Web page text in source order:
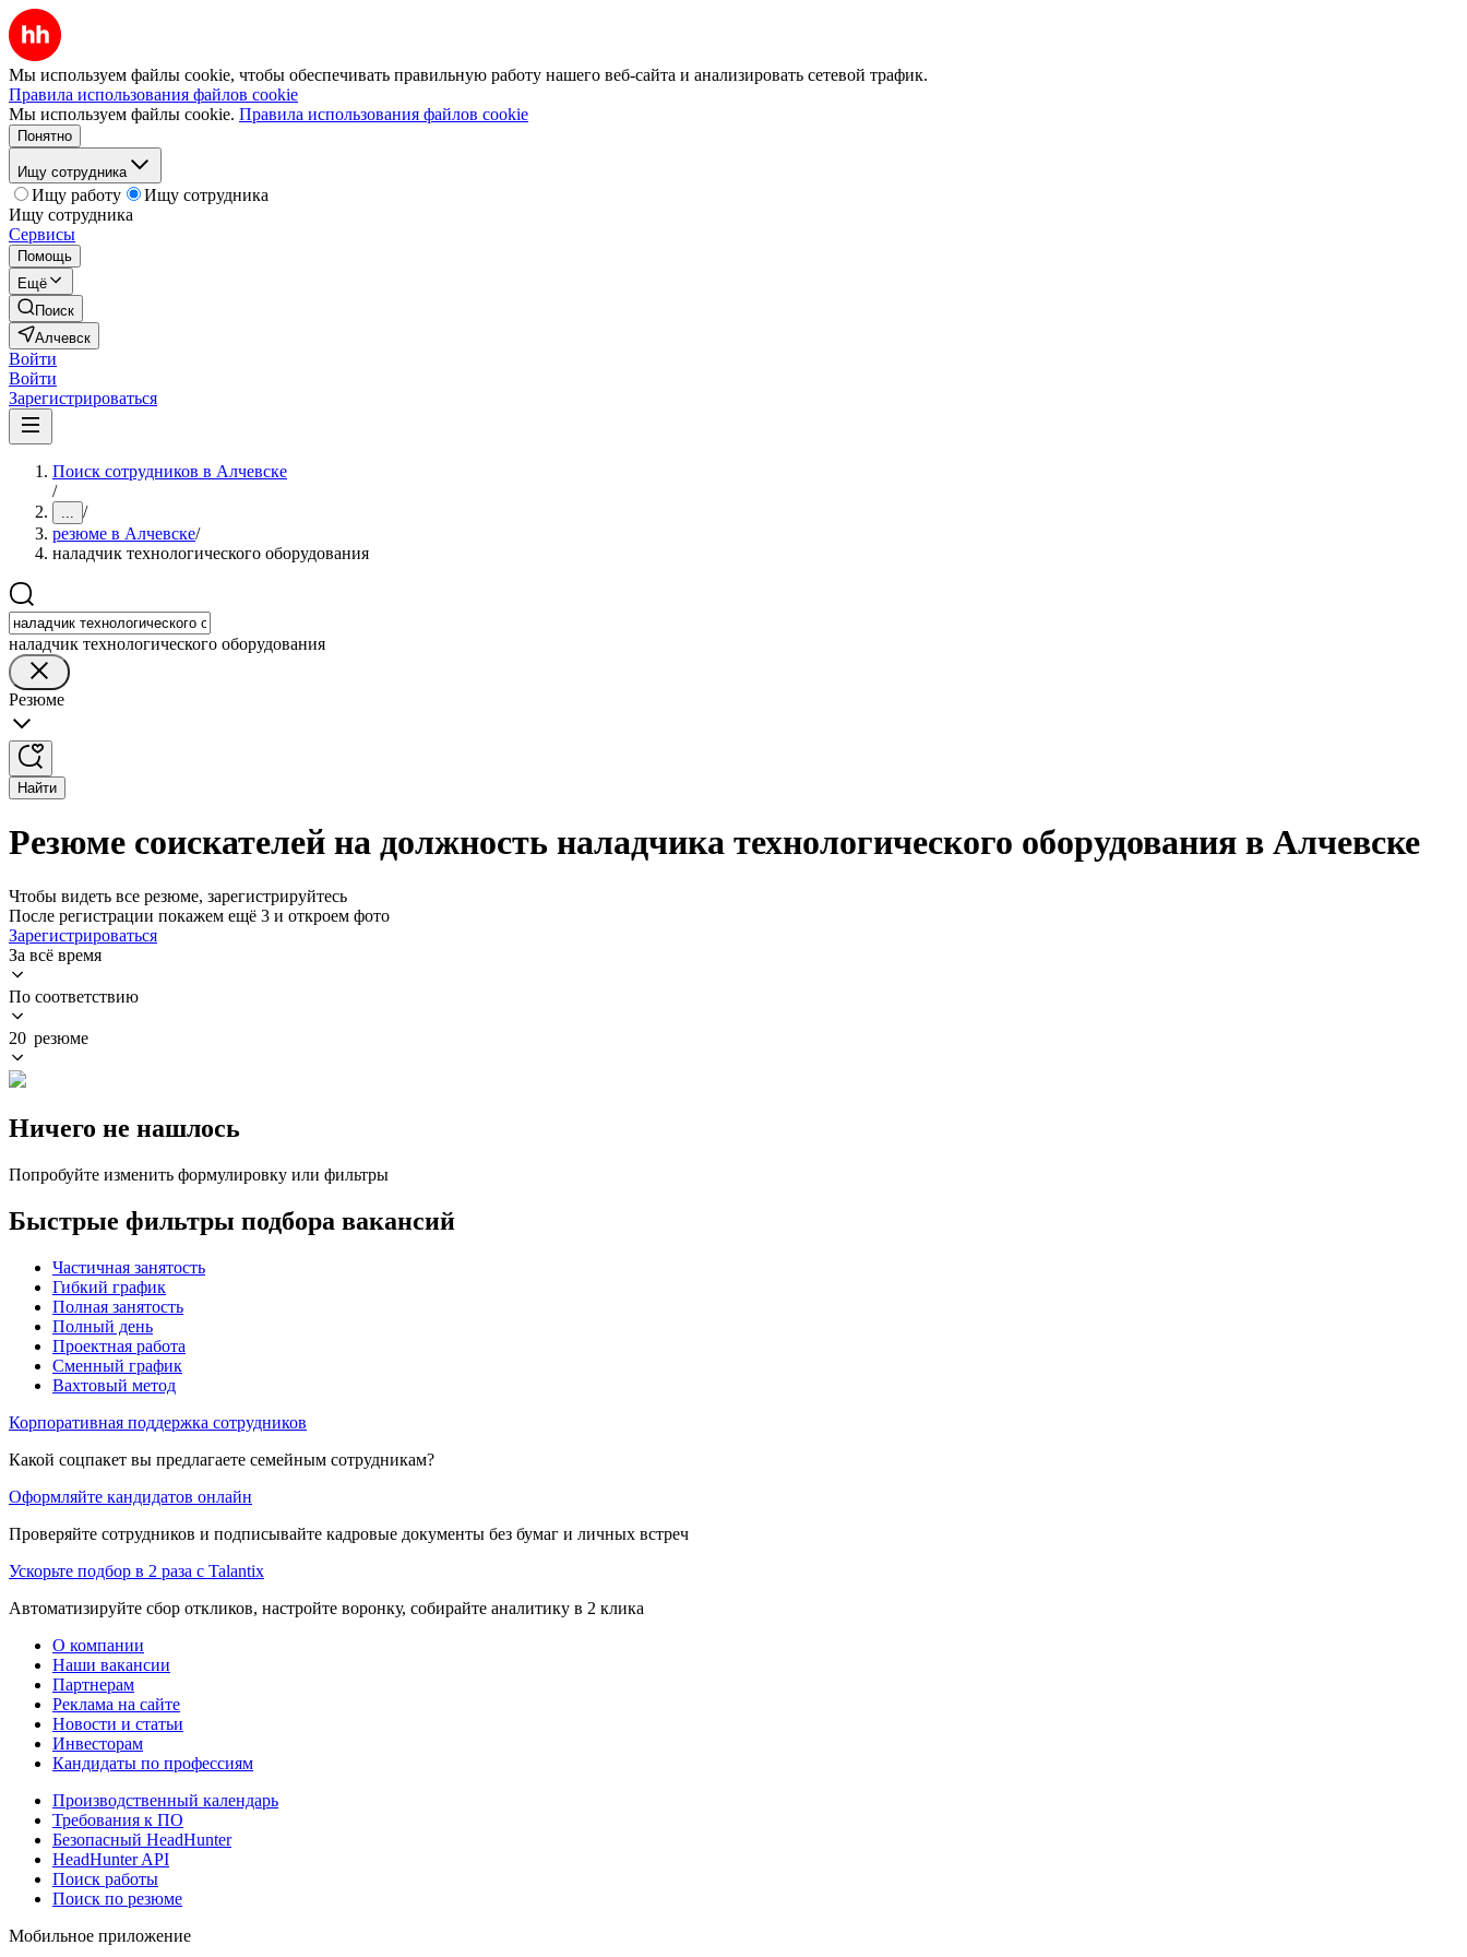
Мы используем файлы cookie, чтобы обеспечивать правильную работу нашего веб-сайта и анализировать сетевой трафик.
Правила использования файлов cookie
Мы используем файлы cookie. Правила использования файлов cookie
Понятно
Ищу сотрудника
Ищу работу
Ищу сотрудника
Ищу сотрудника
Сервисы
Помощь
Ещё
Поиск
Алчевск
Войти
Войти
Зарегистрироваться
Поиск сотрудников в Алчевске
/
... /
резюме в Алчевске/
наладчик технологического оборудования
наладчик технологического оборудования
Резюме
Найти
Резюме соискателей на должность наладчика технологического оборудования в Алчевске
Чтобы видеть все резюме, зарегистрируйтесь
После регистрации покажем ещё 3 и откроем фото
Зарегистрироваться
За всё время
По соответствию
20 резюме
Ничего не нашлось
Попробуйте изменить формулировку или фильтры
Быстрые фильтры подбора вакансий
Частичная занятость
Гибкий график
Полная занятость
Полный день
Проектная работа
Сменный график
Вахтовый метод
Корпоративная поддержка сотрудников
Какой соцпакет вы предлагаете семейным сотрудникам?
Оформляйте кандидатов онлайн
Проверяйте сотрудников и подписывайте кадровые документы без бумаг и личных встреч
Ускорьте подбор в 2 раза с Talantix
Автоматизируйте сбор откликов, настройте воронку, собирайте аналитику в 2 клика
О компании
Наши вакансии
Партнерам
Реклама на сайте
Новости и статьи
Инвесторам
Кандидаты по профессиям
Производственный календарь
Требования к ПО
Безопасный HeadHunter
HeadHunter API
Поиск работы
Поиск по резюме
Мобильное приложение